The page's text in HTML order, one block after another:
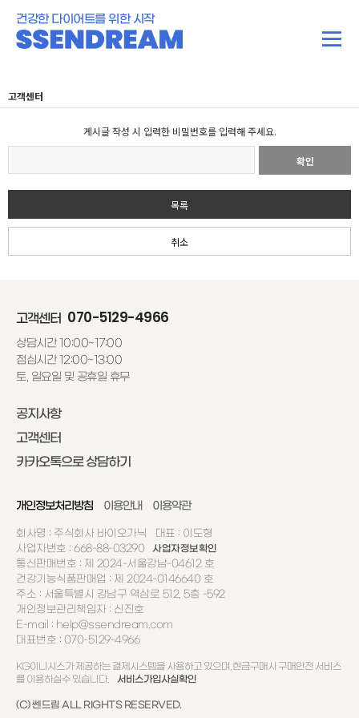
건강한 다이어트를 위한 시작
고객센터
게시글 작성 시 입력한 비밀번호를 입력해 주세요.
확인
목록
취소
고객센터 070-5129-4966
상담시간 10:00~17:00
점심시간 12:00~13:00
토, 일요일 및 공휴일 휴무
공지사항
고객센터
카카오톡으로 상담하기
개인정보처리방침 이용안내 이용약관
회사명 : 주식회사 바이오가닉 대표 : 이도형
사업자번호 : 668-88-03290
사업자정보확인
통신판매번호 : 제 2024-서울강남-04612 호
건강기능식품판매업 : 제 2024-0146640 호
주소 : 서울특별시 강남구 역삼로 512, 5층 -592
개인정보관리책임자 : 신진호
E-mail : help@ssendream.com
대표번호 : 070-5129-4966
KG이니시스가 제공하는 결제시스템을 사용하고 있으며, 현금구매시 구매안전 서비스
를 이용하실수 있습니다.
서비스가입사실확인
(C) 쎈드림 ALL RIGHTS RESERVED.